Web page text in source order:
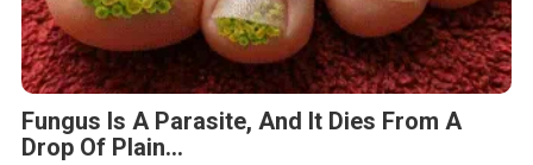
Fungus Is A Parasite, And It Dies From A
Drop Of Plain...